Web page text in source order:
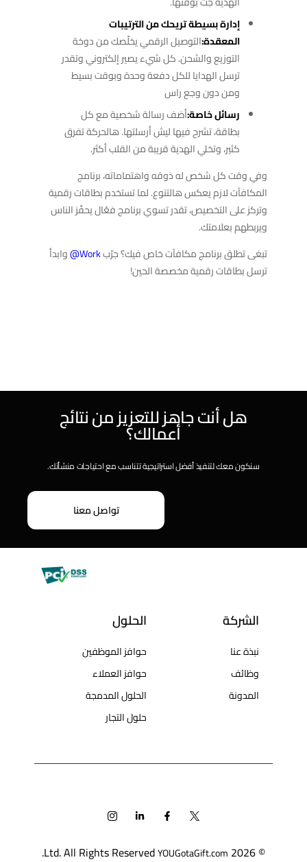
إدارة بسيطة تريحك من الترتيبات
المعقدة:التوصيل الرقمي يخلّصك من دوخة
التوزيع والشحن. كل شيء يصير إلكتروني وتقدر
ترسل الهدايا للكل دفعة وحدة وبوقت بسيط
ومن دون وجع راس
رسائل خاصة:أضف رسالة شخصية مع كل
بطاقة، تشرح فيها ليش أرسلتها. هالحركة تفرق
كثير، وتخلي الهدية قريبة من القلب أكثر.
وفي وقت كل شخص له ذوقه واهتماماته، برنامج
المكافآت لازم يعكس هالتنوع. لما تستخدم بطاقات رقمية
وتركز على التخصيص، تقدر تسوي برنامج فعّال يحفّز الناس
ويربطهم بعلامتك.
تبغى تطلق برنامج مكافآت خاص فيك؟ جرّبWork
@وابدأ
ترسل بطاقات رقمية مخصصة الحين!
هل أنت جاهز للتعزيز من نتائج
أعمالك؟
سنكون معك لتنفيذ أفضل استراتيجية تتناسب مع احتياجات منشأتك.
تواصل معنا
الشركة
نبذة عنا
وظائف
المدونة
الحلول
حوافز الموظفين
حوافز العملاء
الحلول المدمجة
حلول التجار
© 2026
YOUGotaGift.com